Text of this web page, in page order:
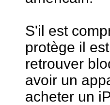
S'il est
protège il
retrouver
avoir un
acheter un